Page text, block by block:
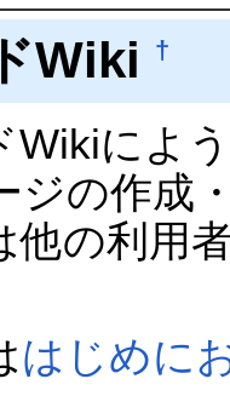
Wiki †
によ
の作成
の利用
はじめに